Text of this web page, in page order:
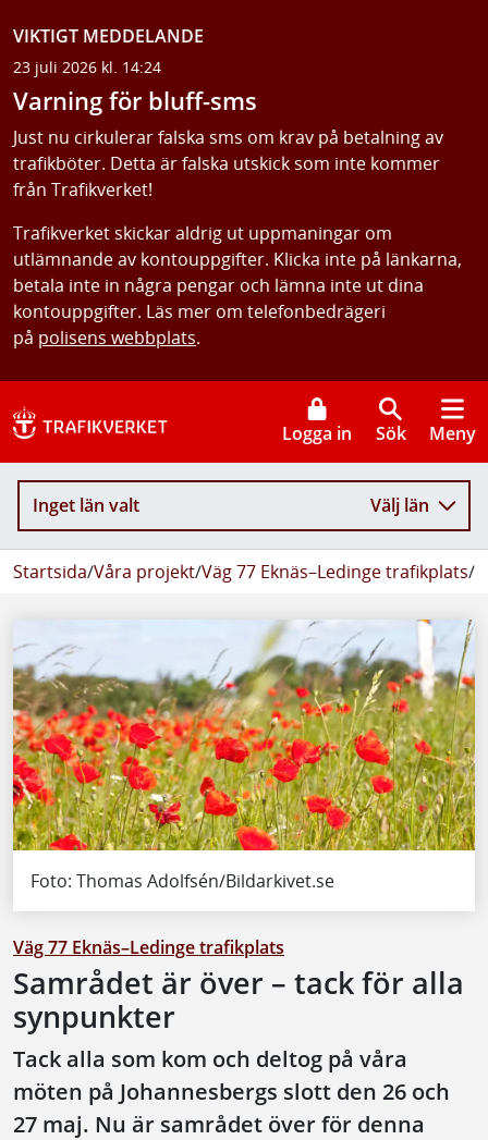
VIKTIGT MEDDELANDE
23 juli 2026 kl. 14:24
Varning för bluff-sms
Just nu cirkulerar falska sms om krav på betalning av
trafikböter. Detta är falska utskick som inte kommer
från Trafikverket!
Trafikverket skickar aldrig ut uppmaningar om
utlämnande av kontouppgifter. Klicka inte på länkarna,
betala inte in några pengar och lämna inte ut dina
kontouppgifter. Läs mer om telefonbedrägeri
på polisens webbplats.
Logga in Sök Meny
Inget län valt Välj län
Startsida/Våra projekt/Väg 77 Eknäs–Ledinge trafikplats/
Foto: Thomas Adolfsén/Bildarkivet.se
Väg 77 Eknäs–Ledinge trafikplats
Samrådet är över – tack för alla
synpunkter
Tack alla som kom och deltog på våra
möten på Johannesbergs slott den 26 och
27 maj. Nu är samrådet över för denna